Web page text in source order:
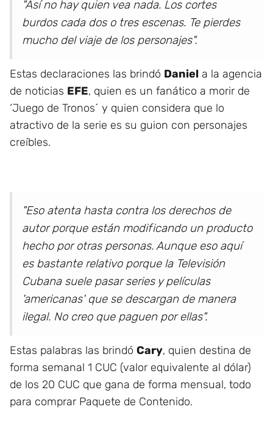
"Así no hay quien vea nada. Los cortes
burdos cada dos o tres escenas. Te pierdes
mucho del viaje de los personajes".
Estas declaraciones las brindó Daniel a la agencia
de noticias EFE, quien es un fanático a morir de
‘Juego de Tronos´ y quien considera que lo
atractivo de la serie es su guion con personajes
creíbles.
"Eso atenta hasta contra los derechos de
autor porque están modificando un producto
hecho por otras personas. Aunque eso aquí
es bastante relativo porque la Televisión
Cubana suele pasar series y películas
'americanas' que se descargan de manera
ilegal. No creo que paguen por ellas".
Estas palabras las brindó Cary, quien destina de
forma semanal 1 CUC (valor equivalente al dólar)
de los 20 CUC que gana de forma mensual, todo
para comprar Paquete de Contenido.